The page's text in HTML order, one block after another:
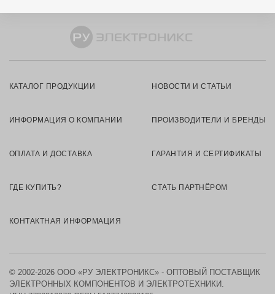
КАТАЛОГ ПРОДУКЦИИ НОВОСТИ И СТАТЬИ
ИНФОРМАЦИЯ О КОМПАНИИ ПРОИЗВОДИТЕЛИ И БРЕНДЫ
ОПЛАТА И ДОСТАВКА ГАРАНТИЯ И СЕРТИФИКАТЫ
ГДЕ КУПИТЬ? СТАТЬ ПАРТНЁРОМ
КОНТАКТНАЯ ИНФОРМАЦИЯ
© 2002-2026 ООО «РУ ЭЛЕКТРОНИКС» - ОПТОВЫЙ ПОСТАВЩИК
ЭЛЕКТРОННЫХ КОМПОНЕНТОВ И ЭЛЕКТРОТЕХНИКИ.